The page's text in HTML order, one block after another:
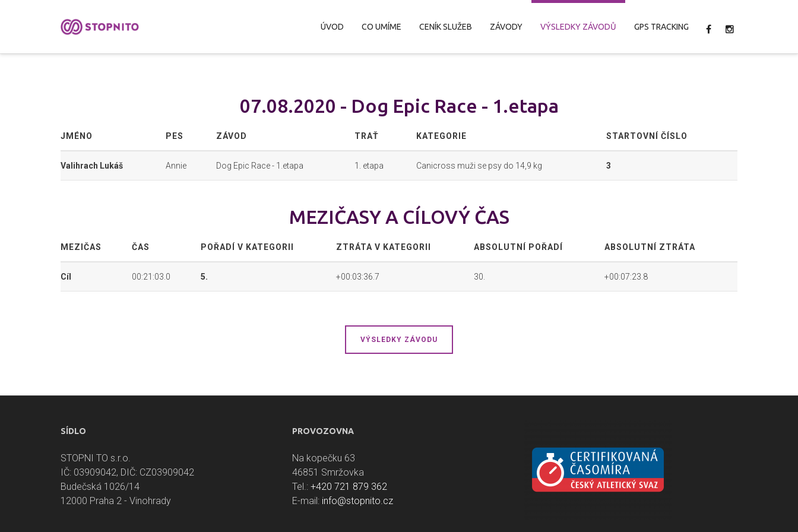
ÚVOD CO UMÍME CENÍK SLUŽEB ZÁVODY VÝSLEDKY ZÁVODŮ GPS TRACKING
07.08.2020 - Dog Epic Race - 1.etapa
JMÉNO PES ZÁVOD TRAŤ KATEGORIE STARTOVNÍ ČÍSLO
Valihrach Lukáš Annie Dog Epic Race - 1.etapa 1. etapa Canicross muži se psy do 14,9 kg 3
MEZIČASY A CÍLOVÝ ČAS
MEZIČAS ČAS POŘADÍ V KATEGORII ZTRÁTA V KATEGORII ABSOLUTNÍ POŘADÍ ABSOLUTNÍ ZTRÁTA
Cíl 00:21:03.0 5. +00:03:36.7 30. +00:07:23.8
VÝSLEDKY ZÁVODU
SÍDLO
STOPNI TO s.r.o.
IČ: 03909042, DIČ: CZ03909042
Budečská 1026/14
12000 Praha 2 - Vinohrady
PROVOZOVNA
Na kopečku 63
46851 Smržovka
Tel.: +420 721 879 362
E-mail: info@stopnito.cz